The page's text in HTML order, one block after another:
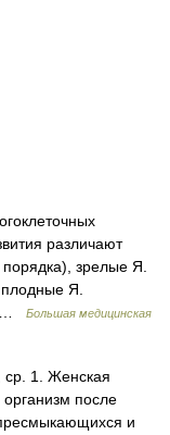
различают
зрелые Я.
Я.
…
Большая медицинская
1. Женская
после
и